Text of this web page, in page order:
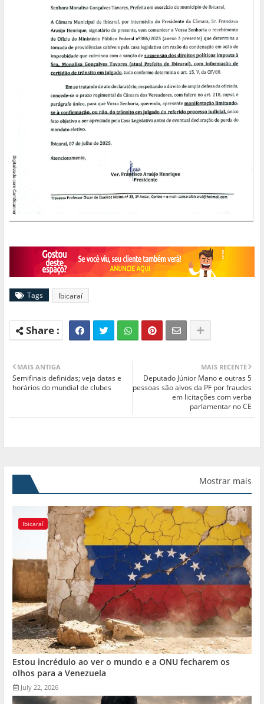
Tags Ibicaraí
MAIS RECENTE
Deputado Júnior Mano e outras 5
pessoas são alvos da PF por fraudes
em licitações com verba
parlamentar no CE
MAIS ANTIGA
Semifinais definidas; veja datas e
horários do mundial de clubes
Mostrar mais
Ibicaraí
Estou incrédulo ao ver o mundo e a ONU fecharem os
olhos para a Venezuela
July 22, 2026